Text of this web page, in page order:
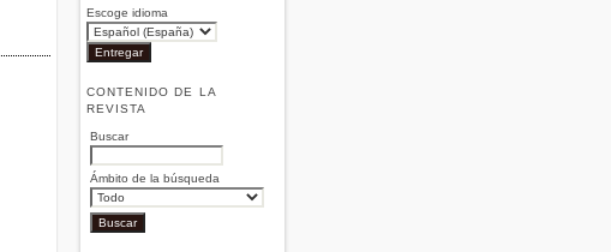
Escoge idioma
CONTENIDO DE LA
REVISTA
Buscar
Ámbito de la búsqueda